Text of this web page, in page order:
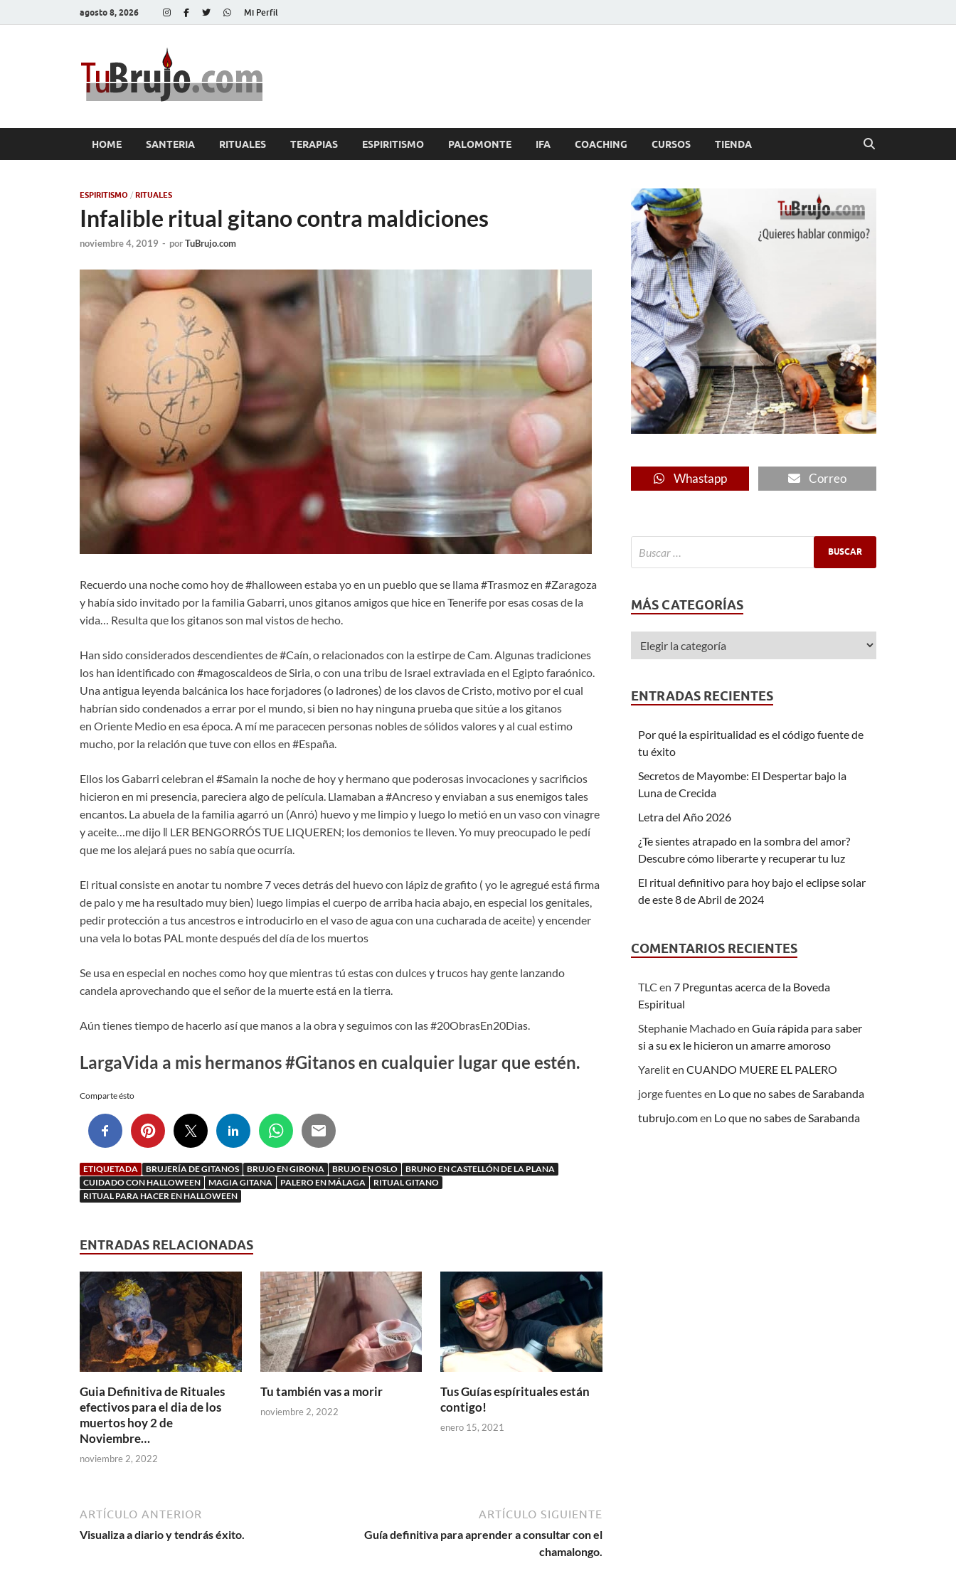
agosto 8, 2026 Mi Perfil
HOME SANTERIA RITUALES TERAPIAS ESPIRITISMO PALOMONTE IFA COACHING CURSOS TIENDA
ESPIRITISMO / RITUALES
Infalible ritual gitano contra maldiciones
noviembre 4, 2019 - porTuBrujo.com
Recuerdo una noche como hoy de #halloween estaba yo en un pueblo que se llama #Trasmoz en #Zaragoza
y había sido invitado por la familia Gabarri, unos gitanos amigos que hice en Tenerife por esas cosas de la
vida… Resulta que los gitanos son mal vistos de hecho.
Han sido considerados descendientes de #Caín, o relacionados con la estirpe de Cam. Algunas tradiciones
los han identificado con #magoscaldeos de Siria, o con una tribu de Israel extraviada en el Egipto faraónico.
Una antigua leyenda balcánica los hace forjadores (o ladrones) de los clavos de Cristo, motivo por el cual
habrían sido condenados a errar por el mundo, si bien no hay ninguna prueba que sitúe a los gitanos
en Oriente Medio en esa época. A mí me paracecen personas nobles de sólidos valores y al cual estimo
mucho, por la relación que tuve con ellos en #España.
Ellos los Gabarri celebran el #Samain la noche de hoy y hermano que poderosas invocaciones y sacrificios
hicieron en mi presencia, pareciera algo de película. Llamaban a #Ancreso y enviaban a sus enemigos tales
encantos. La abuela de la familia agarró un (Anró) huevo y me limpio y luego lo metió en un vaso con vinagre
y aceite…me dijo ‖ LER BENGORRÓS TUE LIQUEREN; los demonios te lleven. Yo muy preocupado le pedí
que me los alejará pues no sabía que ocurría.
El ritual consiste en anotar tu nombre 7 veces detrás del huevo con lápiz de grafito ( yo le agregué está firma
de palo y me ha resultado muy bien) luego limpias el cuerpo de arriba hacia abajo, en especial los genitales,
pedir protección a tus ancestros e introducirlo en el vaso de agua con una cucharada de aceite) y encender
una vela lo botas PAL monte después del día de los muertos
Se usa en especial en noches como hoy que mientras tú estas con dulces y trucos hay gente lanzando
candela aprovechando que el señor de la muerte está en la tierra.
Aún tienes tiempo de hacerlo así que manos a la obra y seguimos con las #20ObrasEn20Dias.
LargaVida a mis hermanos #Gitanos en cualquier lugar que estén.
Comparte ésto
ETIQUETADA BRUJERÍA DE GITANOS BRUJO EN GIRONA BRUJO EN OSLO
BRUNO EN CASTELLÓN DE LA PLANA
CUIDADO CON HALLOWEEN
MAGIA GITANA PALERO EN MÁLAGA
RITUAL GITANO
RITUAL PARA HACER EN HALLOWEEN
ENTRADAS RELACIONADAS
Guia Definitiva de Rituales
efectivos para el dia de los
muertos hoy 2 de
Noviembre…
noviembre 2, 2022
Tu también vas a morir
noviembre 2, 2022
Tus Guías espírituales están
contigo!
enero 15, 2021
ARTÍCULO ANTERIOR
Visualiza a diario y tendrás éxito.
ARTÍCULO SIGUIENTE
Guía definitiva para aprender a consultar con el
chamalongo.
Whastapp Correo
MÁS CATEGORÍAS
ENTRADAS RECIENTES
Por qué la espiritualidad es el código fuente de
tu éxito
Secretos de Mayombe: El Despertar bajo la
Luna de Crecida
Letra del Año 2026
¿Te sientes atrapado en la sombra del amor?
Descubre cómo liberarte y recuperar tu luz
El ritual definitivo para hoy bajo el eclipse solar
de este 8 de Abril de 2024
COMENTARIOS RECIENTES
TLC en7 Preguntas acerca de la Boveda
Espiritual
Stephanie MachadoenGuía rápida para saber
si a su ex le hicieron un amarre amoroso
YarelitenCUANDO MUERE EL PALERO
jorge fuentesen Lo que no sabes de Sarabanda
tubrujo.comen Lo que no sabes de Sarabanda